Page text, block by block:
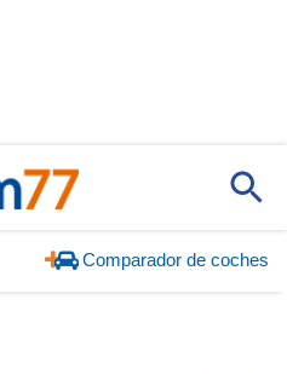
Comparador de coches